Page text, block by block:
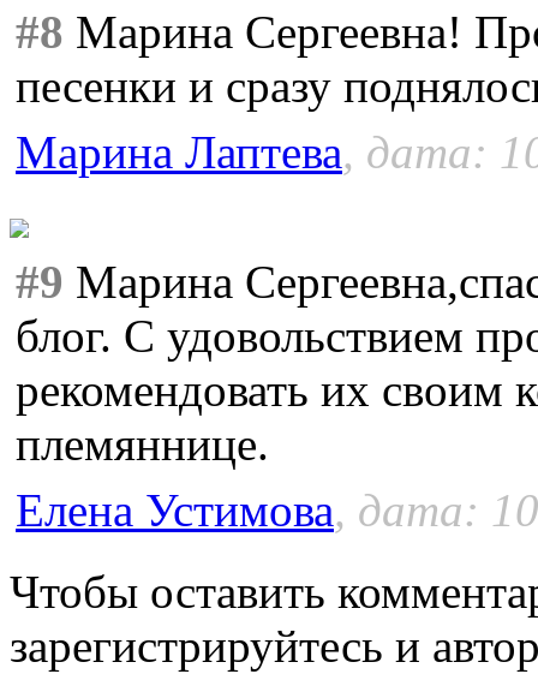
#8 Марина Сергеевна!
песенки и сразу
Марина Лаптева, дата:
#9 Марина
блог. С удовольствием
рекомендовать их своим
племяннице.
Елена Устимова, дата:
Чтобы оставить
зарегистрируйтесь и